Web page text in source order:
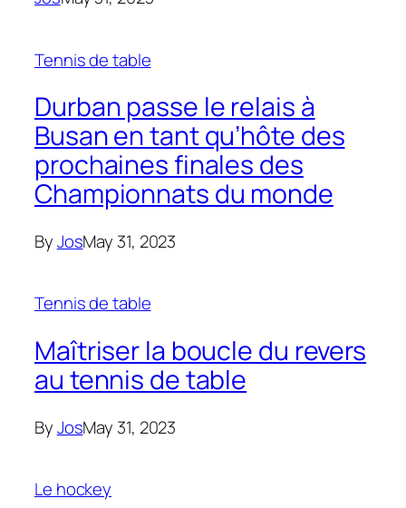
Tennis de table
Durban passe le relais à
Busan en tant qu’hôte des
prochaines finales des
Championnats du monde
ByJosMay 31, 2023
Tennis de table
Maîtriser la boucle du revers
au tennis de table
ByJosMay 31, 2023
Le hockey